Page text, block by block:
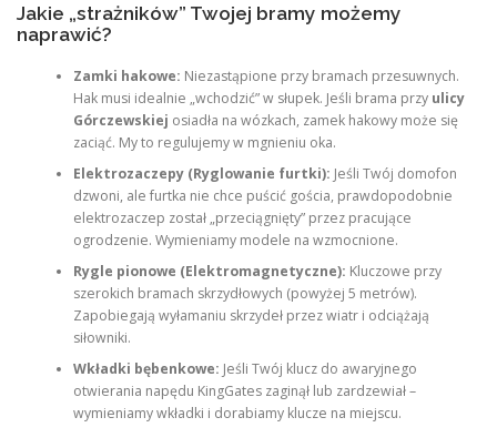
Jakie „strażników” Twojej bramy możemy
naprawić?
Zamki hakowe: Niezastąpione przy bramach przesuwnych.
Hak musi idealnie „wchodzić” w słupek. Jeśli brama przy ulicy
Górczewskiej osiadła na wózkach, zamek hakowy może się
zaciąć. My to regulujemy w mgnieniu oka.
Elektrozaczepy (Ryglowanie furtki): Jeśli Twój domofon
dzwoni, ale furtka nie chce puścić gościa, prawdopodobnie
elektrozaczep został „przeciągnięty” przez pracujące
ogrodzenie. Wymieniamy modele na wzmocnione.
Rygle pionowe (Elektromagnetyczne): Kluczowe przy
szerokich bramach skrzydłowych (powyżej 5 metrów).
Zapobiegają wyłamaniu skrzydeł przez wiatr i odciążają
siłowniki.
Wkładki bębenkowe: Jeśli Twój klucz do awaryjnego
otwierania napędu KingGates zaginął lub zardzewiał –
wymieniamy wkładki i dorabiamy klucze na miejscu.